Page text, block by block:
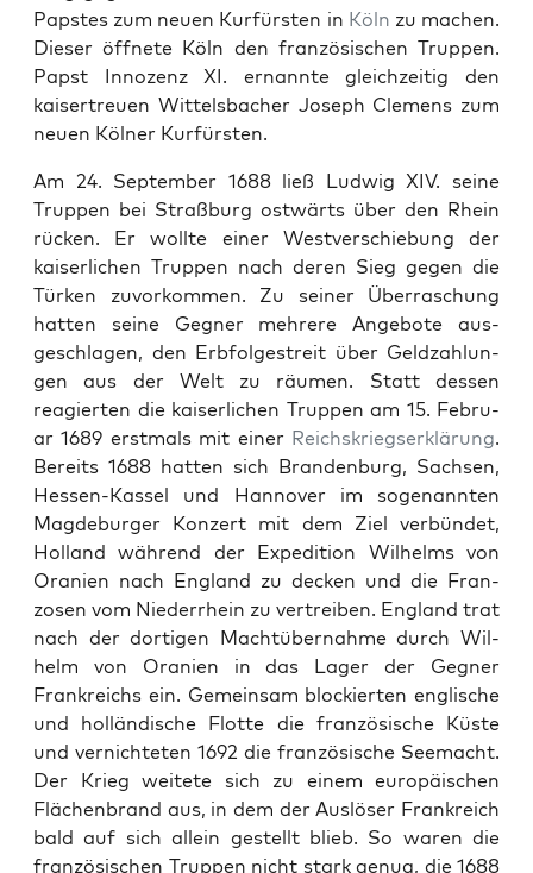
Pap­stes zum neuen Kur­fürsten in Köln zu machen.
Dieser öffnete Köln den franzö­sis­chen Trup­pen.
Papst Innozenz XI. ernan­nte gle­ichzeit­ig den
kaiser­treuen Wit­tels­bach­er Joseph Clemens zum
neuen Köl­ner Kur­fürsten.
Am 24. Sep­tem­ber 1688 ließ Lud­wig XIV. seine
Trup­pen bei Straßburg ost­wärts über den Rhein
rück­en. Er wollte ein­er West­ver­schiebung der
kaiser­lichen Trup­pen nach deren Sieg gegen die
Türken zuvorkom­men. Zu sein­er Über­raschung
hat­ten seine Geg­n­er mehrere Ange­bote aus­
geschla­gen, den Erb­folgestre­it über Geldzahlun­
gen aus der Welt zu räu­men. Statt dessen
reagierten die kaiser­lichen Trup­pen am 15. Feb­ru­
ar 1689 erst­mals mit ein­er Reich­skriegserk­lärung.
Bere­its 1688 hat­ten sich Bran­den­burg, Sach­sen,
Hes­sen-Kas­sel und Han­nover im soge­nan­nten
Magde­burg­er Konz­ert mit dem Ziel ver­bün­det,
Hol­land während der Expe­di­tion Wil­helms von
Oranien nach Eng­land zu deck­en und die Fran­
zosen vom Nieder­rhein zu vertreiben. Eng­land trat
nach der dor­ti­gen Machtüber­nahme durch Wil­
helm von Oranien in das Lager der Geg­n­er
Frankre­ichs ein. Gemein­sam block­ierten englis­che
und hol­ländis­che Flotte die franzö­sis­che Küste
und ver­nichteten 1692 die franzö­sis­che Seemacht.
Der Krieg weit­ete sich zu einem europäis­chen
Flächen­brand aus, in dem der Aus­lös­er Frankre­ich
bald auf sich allein gestellt blieb. So waren die
franzö­sis­chen Trup­pen nicht stark genug, die 1688